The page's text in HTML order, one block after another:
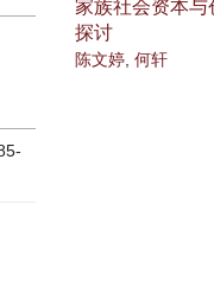
家族社会资本与
探讨
陈文婷, 何轩